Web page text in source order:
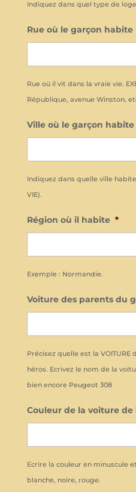
Indiquez dans quel type de
Rue où le garçon habite
Rue où il vit dans la vraie vie.
République, avenue Winston,
Ville où le garçon habite
Indiquez dans quelle ville
VIE).
Région où il habite *
Exemple : Normandie.
Voiture des parents du
Précisez quelle est la
héros. Ecrivez le nom de la
bien encore Peugeot 308
Couleur de la voiture de
Ecrire la couleur en minuscule
blanche, noire, rouge.